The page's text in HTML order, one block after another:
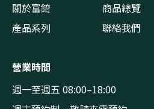
關於富錥
商品總覽
產品系列
聯絡我們
營業時間
週一至週五 08:00–18:00